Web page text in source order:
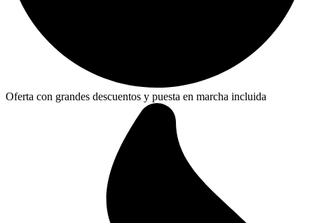
Oferta con grandes descuentos y puesta en marcha incluida